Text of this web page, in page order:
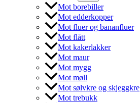
Mot borebiller
Mot edderkopper
Mot fluer og bananfluer
Mot flått
Mot kakerlakker
Mot maur
Mot mygg
Mot møll
Mot sølvkre og skjeggkre
Mot trebukk